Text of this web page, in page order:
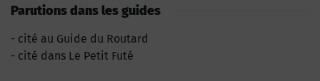
Parutions dans les guides
cité au Guide du Routard
cité dans Le Petit Futé